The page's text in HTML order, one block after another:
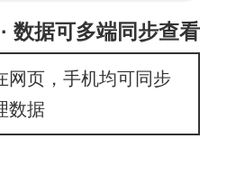
数据可多端同步查看
网页，手机均可同步
数据